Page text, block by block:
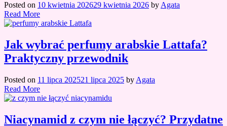
Posted on 10 kwietnia 202629 kwietnia 2026 by Agata
Read More
Jak wybrać perfumy arabskie Lattafa?
Praktyczny przewodnik
Posted on 11 lipca 202521 lipca 2025 by Agata
Read More
Niacynamid z czym nie łączyć? Przydatne